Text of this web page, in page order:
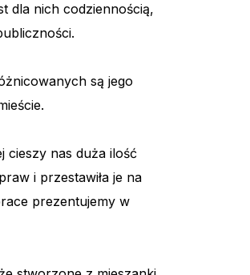
dla nich codziennością,
są jego
cieszy nas duża ilość
i przestawiła je na
prezentujemy w